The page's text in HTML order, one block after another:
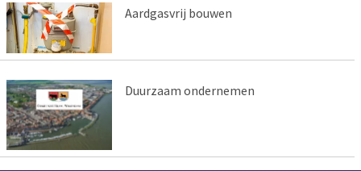
Aardgasvrij bouwen
Duurzaam ondernemen